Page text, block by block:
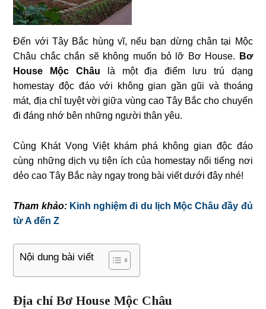
Đến với Tây Bắc hùng vĩ, nếu bạn dừng chân tại Mộc
Châu chắc chắn sẽ không muốn bỏ lỡ Bơ House.
Bơ
House Mộc Châu là một địa điểm lưu trú dạng
homestay độc đáo với không gian gần gũi và thoáng
mát, địa chỉ tuyệt vời giữa vùng cao Tây Bắc cho chuyến
đi đáng nhớ bên những người thân yêu.
Cùng Khát Vọng Việt khám phá không gian độc đáo
cùng những dịch vụ tiện ích của homestay nổi tiếng nơi
dẻo cao Tây Bắc này ngay trong bài viết dưới đây nhé!
Tham khảo: Kinh nghiệm đi du lịch Mộc Châu đầy đủ
từ A đến Z
Nội dung bài viết
Địa chỉ Bơ House Mộc Châu